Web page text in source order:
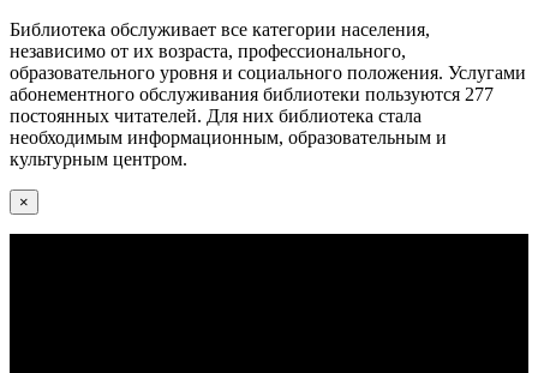
Библиотека обслуживает все категории населения,
независимо от их возраста, профессионального,
образовательного уровня и социального положения. Услугами
абонементного обслуживания библиотеки пользуются 277
постоянных читателей. Для них библиотека стала
необходимым информационным, образовательным и
культурным центром.
×